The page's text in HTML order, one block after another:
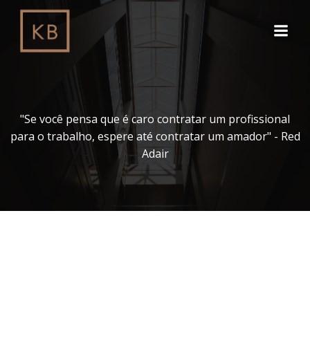
o
conteúdo
"Se você pensa que é caro contratar um profissional
para o trabalho, espere até contratar um amador" - Red
Adair